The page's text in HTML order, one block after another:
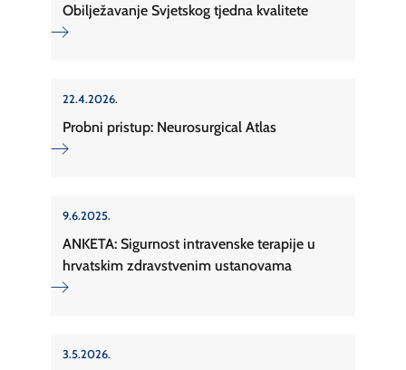
Obilježavanje Svjetskog tjedna kvalitete
22.4.2026.
Probni pristup: Neurosurgical Atlas
9.6.2025.
ANKETA: Sigurnost intravenske terapije u
hrvatskim zdravstvenim ustanovama
3.5.2026.